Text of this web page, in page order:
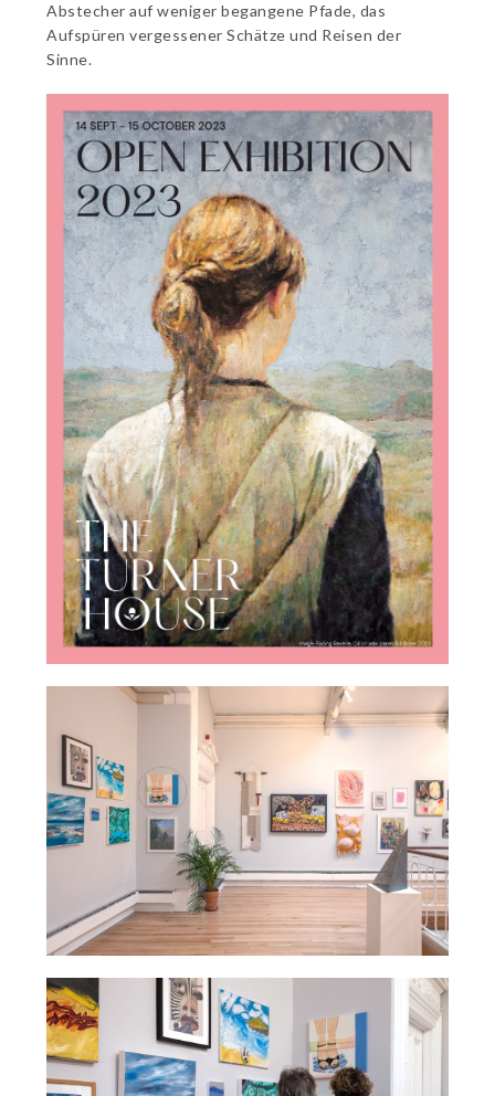
Abstecher auf weniger begangene Pfade, das
Aufspüren vergessener Schätze und Reisen der
Sinne.